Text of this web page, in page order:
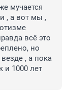
мучается
, а вот мы ,
всё это
но
, а пока
и 1000 лет